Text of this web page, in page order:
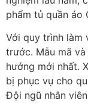
phẩm tủ quần áo
Với quy trình làm
trước. Mẫu mã
hướng mới nhất.
bị phục vụ cho
Đội ngũ nhân